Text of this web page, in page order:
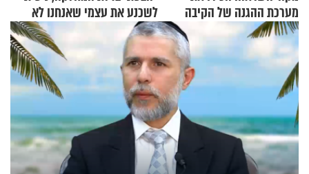
מערכת ההגנה של הקיבה
לשכנע את עצמי שאנחנו לא
שייכים לשם"